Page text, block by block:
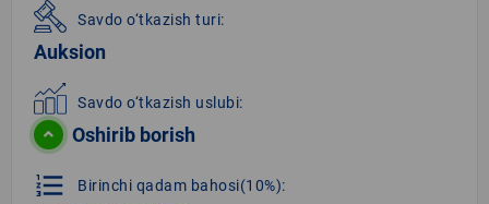
Savdo o‘tkazish turi:
Auksion
Savdo o‘tkazish uslubi:
Oshirib borish
format_list_numbered Birinchi qadam bahosi(10%):